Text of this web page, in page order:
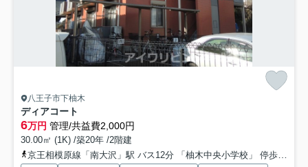
八王子市下柚木
ディアコート
6万円 管理/共益費2,000円
30.00㎡ (1K) /築20年 /2階建
京王相模原線「南大沢」駅 バス12分 「柚木中央小学校」 停歩2分